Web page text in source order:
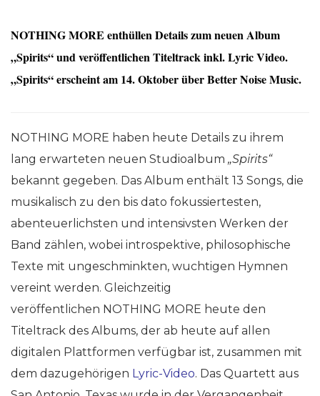
NOTHING MORE enthüllen Details zum neuen Album
„Spirits“ und veröffentlichen Titeltrack inkl. Lyric Video.
„Spirits“ erscheint am 14. Oktober über Better Noise Music.
NOTHING MORE haben heute Details zu ihrem
lang erwarteten neuen Studioalbum „Spirits“
bekannt gegeben. Das Album enthält 13 Songs, die
musikalisch zu den bis dato fokussiertesten,
abenteuerlichsten und intensivsten Werken der
Band zählen, wobei introspektive, philosophische
Texte mit ungeschminkten, wuchtigen Hymnen
vereint werden. Gleichzeitig
veröffentlichen NOTHING MORE heute den
Titeltrack des Albums, der ab heute auf allen
digitalen Plattformen verfügbar ist, zusammen mit
dem dazugehörigen Lyric-Video. Das Quartett aus